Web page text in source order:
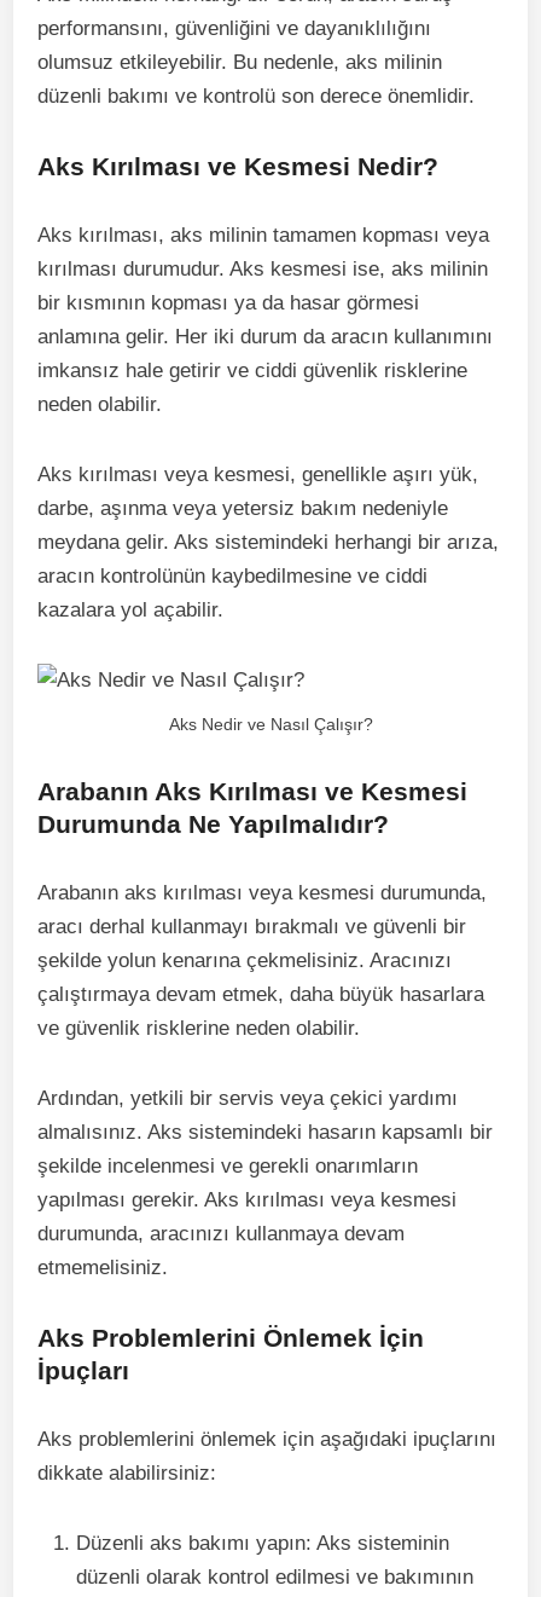
performansını, güvenliğini ve dayanıklılığını
olumsuz etkileyebilir. Bu nedenle, aks milinin
düzenli bakımı ve kontrolü son derece önemlidir.
Aks Kırılması ve Kesmesi Nedir?
Aks kırılması, aks milinin tamamen kopması veya
kırılması durumudur. Aks kesmesi ise, aks milinin
bir kısmının kopması ya da hasar görmesi
anlamına gelir. Her iki durum da aracın kullanımını
imkansız hale getirir ve ciddi güvenlik risklerine
neden olabilir.
Aks kırılması veya kesmesi, genellikle aşırı yük,
darbe, aşınma veya yetersiz bakım nedeniyle
meydana gelir. Aks sistemindeki herhangi bir arıza,
aracın kontrolünün kaybedilmesine ve ciddi
kazalara yol açabilir.
Aks Nedir ve Nasıl Çalışır?
Arabanın Aks Kırılması ve Kesmesi
Durumunda Ne Yapılmalıdır?
Arabanın aks kırılması veya kesmesi durumunda,
aracı derhal kullanmayı bırakmalı ve güvenli bir
şekilde yolun kenarına çekmelisiniz. Aracınızı
çalıştırmaya devam etmek, daha büyük hasarlara
ve güvenlik risklerine neden olabilir.
Ardından, yetkili bir servis veya çekici yardımı
almalısınız. Aks sistemindeki hasarın kapsamlı bir
şekilde incelenmesi ve gerekli onarımların
yapılması gerekir. Aks kırılması veya kesmesi
durumunda, aracınızı kullanmaya devam
etmemelisiniz.
Aks Problemlerini Önlemek İçin
İpuçları
Aks problemlerini önlemek için aşağıdaki ipuçlarını
dikkate alabilirsiniz:
Düzenli aks bakımı yapın: Aks sisteminin
düzenli olarak kontrol edilmesi ve bakımının